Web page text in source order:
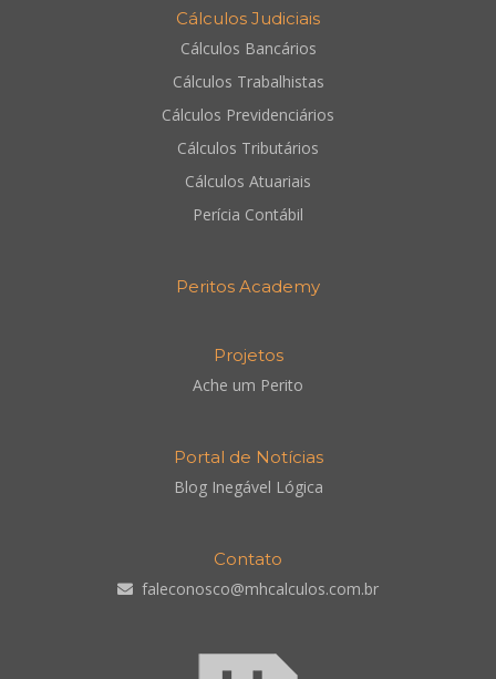
Cálculos Judiciais
Cálculos Bancários
Cálculos Trabalhistas
Cálculos Previdenciários
Cálculos Tributários
Cálculos Atuariais
Perícia Contábil
Peritos Academy
Projetos
Ache um Perito
Portal de Notícias
Blog Inegável Lógica
Contato
faleconosco@mhcalculos.com.br